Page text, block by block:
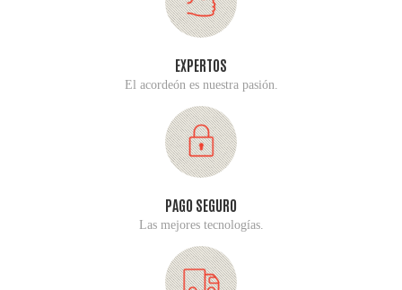
EXPERTOS
El acordeón es nuestra pasión.
PAGO SEGURO
Las mejores tecnologías.